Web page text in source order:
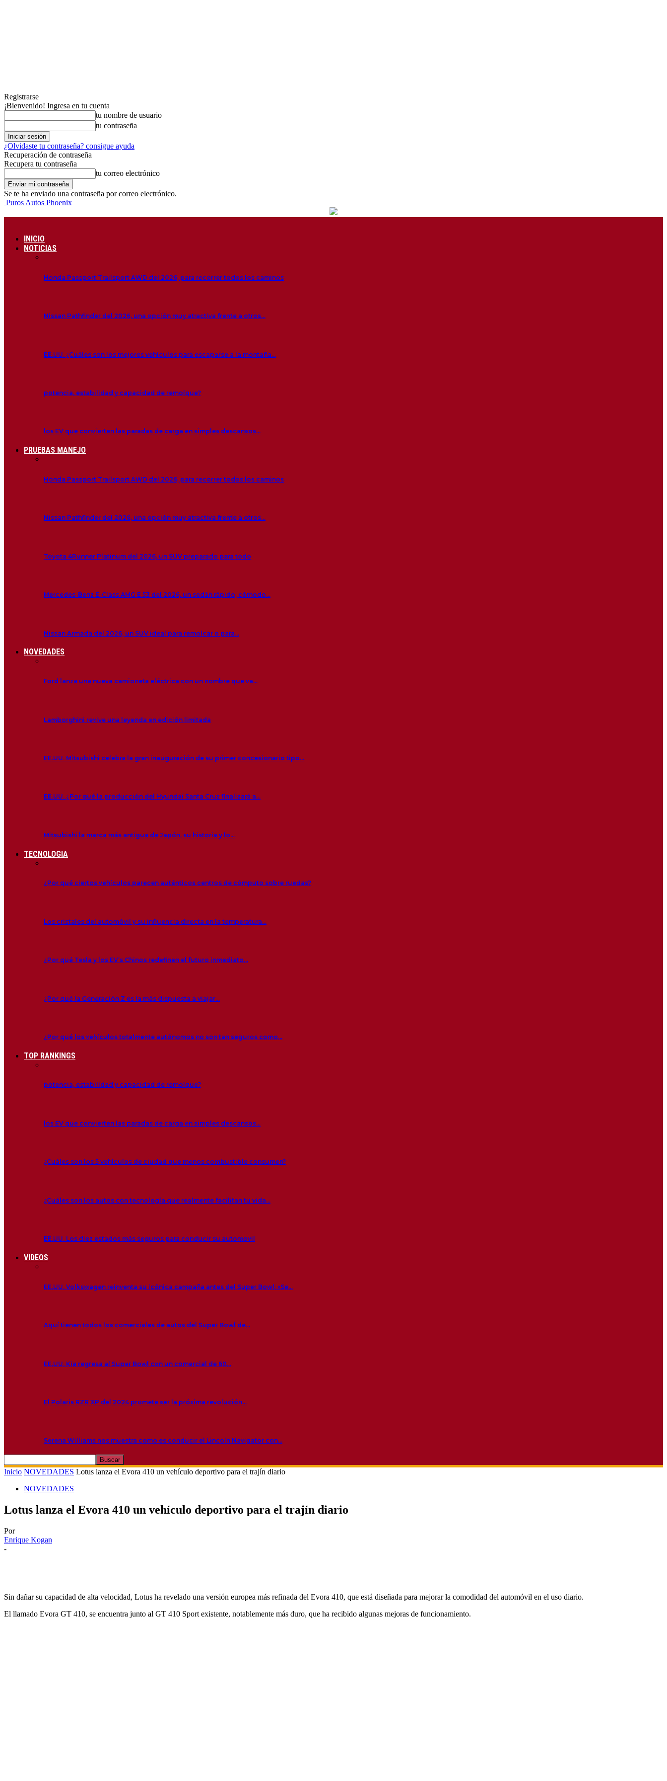
Registrarse
¡Bienvenido! Ingresa en tu cuenta
tu nombre de usuario
tu contraseña
¿Olvidaste tu contraseña? consigue ayuda
Recuperación de contraseña
Recupera tu contraseña
tu correo electrónico
Se te ha enviado una contraseña por correo electrónico.
Puros Autos Phoenix
INICIO
NOTICIAS
Honda Passport Trailsport AWD del 2026, para recorrer todos los caminos
Nissan Pathfinder del 2026, una opción muy atractiva frente a otros…
EE.UU. ¿Cuáles son los mejores vehículos para escaparse a la montaña…
potencia, estabilidad y capacidad de remolque?
los EV que convierten las paradas de carga en simples descansos…
PRUEBAS MANEJO
Honda Passport Trailsport AWD del 2026, para recorrer todos los caminos
Nissan Pathfinder del 2026, una opción muy atractiva frente a otros…
Toyota 4Runner Platinum del 2026, un SUV preparado para todo
Mercedes-Benz E-Class AMG E 53 del 2026, un sedán rápido, cómodo…
Nissan Armada del 2026, un SUV ideal para remolcar o para…
NOVEDADES
Ford lanza una nueva camioneta eléctrica con un nombre que va…
Lamborghini revive una leyenda en edición limitada
EE.UU. Mitsubishi celebra la gran inauguración de su primer concesionario tipo…
EE.UU. ¿Por qué la producción del Hyundai Santa Cruz finalizará a…
Mitsubishi la marca más antigua de Japón, su historia y lo…
TECNOLOGIA
¿Por qué ciertos vehículos parecen auténticos centros de cómputo sobre ruedas?
Los cristales del automóvil y su influencia directa en la temperatura…
¿Por qué Tesla y los EV’s Chinos redefinen el futuro inmediato…
¿Por qué la Generación Z es la más dispuesta a viajar…
¿Por qué los vehículos totalmente autónomos no son tan seguros como…
TOP RANKINGS
potencia, estabilidad y capacidad de remolque?
los EV que convierten las paradas de carga en simples descansos…
¿Cuáles son los 5 vehículos de ciudad que menos combustible consumen?
¿Cuáles son los autos con tecnología que realmente facilitan tu vida…
EE.UU. Los diez estados más seguros para conducir su automovil
VIDEOS
EE.UU. Volkswagen reinventa su icónica campaña antes del Super Bowl: «Se…
Aquí tienen todos los comerciales de autos del Super Bowl de…
EE.UU. Kia regresa al Super Bowl con un comercial de 60…
El Polaris RZR XP del 2024 promete ser la próxima revolución…
Serena Williams nos muestra como es conducir el Lincoln Navigator con…
Inicio NOVEDADES Lotus lanza el Evora 410 un vehículo deportivo para el trajín diario
NOVEDADES
Lotus lanza el Evora 410 un vehículo deportivo para el trajín diario
Por
Enrique Kogan
-
Sin dañar su capacidad de alta velocidad, Lotus ha revelado una versión europea más refinada del Evora 410, que está diseñada para mejorar la comodidad del automóvil en el uso diario.
El llamado Evora GT 410, se encuentra junto al GT 410 Sport existente, notablemente más duro, que ha recibido algunas mejoras de funcionamiento.